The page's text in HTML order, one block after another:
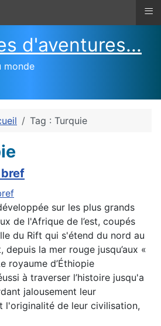
d'aventures...
monde
Tag : Turquie
bref
sur les plus grands
de l'Afrique de l’est, coupés
du Rift qui s'étend du nord au
depuis la mer rouge jusqu’aux «
royaume d’Éthiopie
à traverser l’histoire jusqu'a
jalousement leur
l'originalité de leur civilisation,
≡